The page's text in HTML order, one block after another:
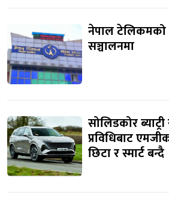
नेपाल टेलिकमको
सञ्चालनमा
सोलिडकोर
प्रविधिबाट
छिटा र स्मार्ट बन्दै